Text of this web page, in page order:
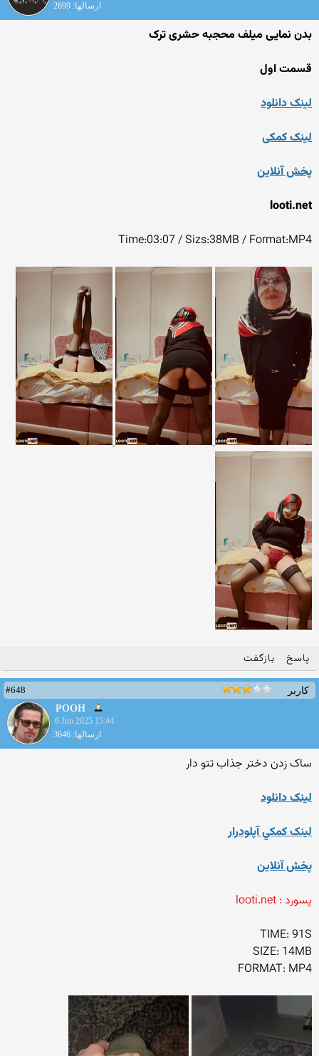
ارسالها: 2699
بدن نمایی میلف محجبه حشری ترک
قسمت اول
لینک دانلود
لینک کمکی
پخش آنلاین
looti.net
Time:03:07 / Sizs:38MB / Format:MP4
پاسخ بازگفت
کاربر
#648
POOH
6 Jun 2025 15:44
ارسالها: 3646
ساک زدن دختر جذاب تتو دار
لينک دانلود
لينک کمکي آپلودرار
پخش آنلاين
پسورد : looti.net
TIME: 91S
SIZE: 14MB
FORMAT: MP4